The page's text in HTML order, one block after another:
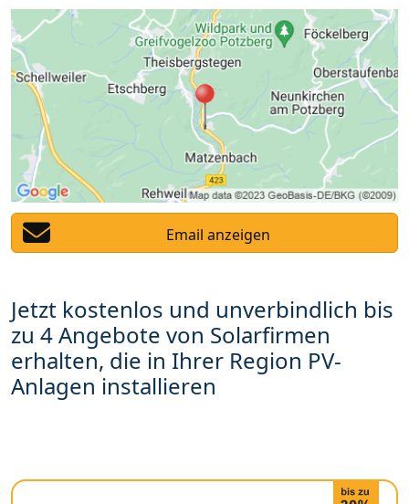
Email anzeigen
Jetzt kostenlos und unverbindlich bis
zu 4 Angebote von Solarfirmen
erhalten, die in Ihrer Region PV-
Anlagen installieren